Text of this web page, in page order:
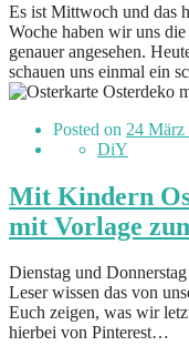
Es ist Mittwoch und das
Woche haben wir uns
genauer angesehen.
schauen uns einmal ein
Posted on 24 März
DiY
Mit Kindern
mit Vorlage
Dienstag und
Leser wissen das von
Euch zeigen, was wir
hierbei von Pinterest…